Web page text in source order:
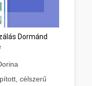
Dormánd
célszerű